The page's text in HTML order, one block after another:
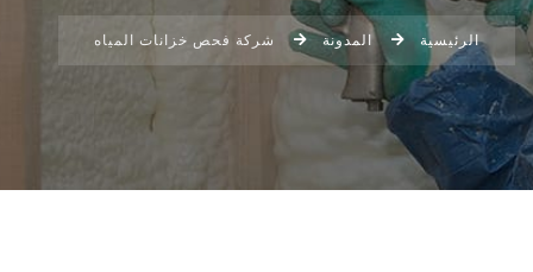
الرئيسية المدونة شركة فحص خزانات المياه